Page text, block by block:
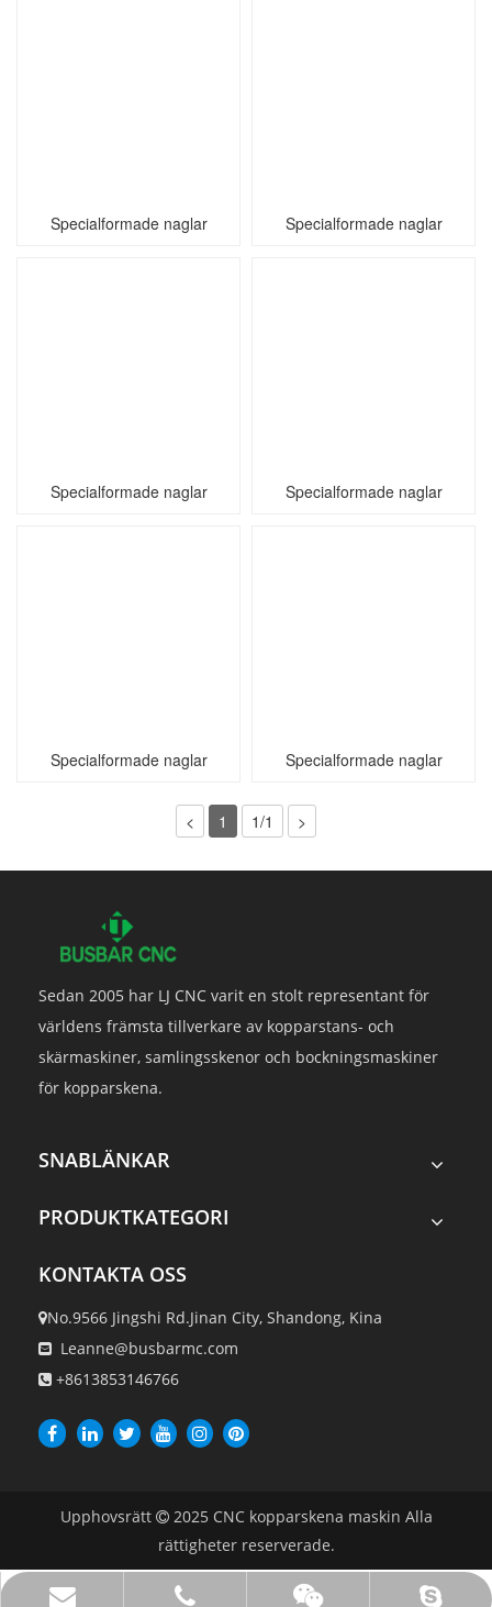
Specialformade naglar Specialformade naglar
Specialformade naglar Specialformade naglar
Specialformade naglar Specialformade naglar
< 1 1/1 >
Sedan 2005 har LJ CNC varit en stolt representant för
världens främsta tillverkare av kopparstans- och
skärmaskiner, samlingsskenor och bockningsmaskiner
för kopparskena.
SNABLÄNKAR
PRODUKTKATEGORI
KONTAKTA OSS
No.9566 Jingshi Rd.Jinan City, Shandong, Kina
 Leanne@busbarmc.com
 +8613853146766
Upphovsrätt  2025 CNC kopparskena maskin Alla
rättigheter reserverade.
Leanne@busbarmc.com
+8613853146766